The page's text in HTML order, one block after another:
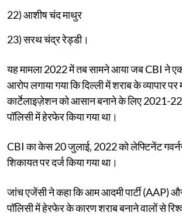
22) आशीष चंद माथुर
23) सरथ चंद्र रेड्डी।
यह मामला 2022 में तब सामने आया जब CBI ने
आरोप लगाया गया कि दिल्ली में शराब के व्यापार पर
कार्टेलाइज़ेशन को आसान बनाने के लिए 2021-22
पॉलिसी में हेरफेर किया गया था।
CBI का केस 20 जुलाई, 2022 को लेफ्टिनेंट
शिकायत पर दर्ज किया गया था।
जांच एजेंसी ने कहा कि आम आदमी पार्टी (AAP)
पॉलिसी में हेरफेर के कारण शराब बनाने वालों से